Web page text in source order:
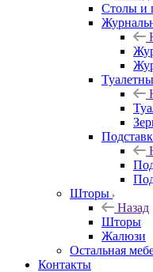
Столы и
Шторы
Назад
Шторы
Жалюзи
Остальная
Контакты